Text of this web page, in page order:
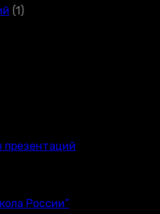
(1)
презентаций
России”